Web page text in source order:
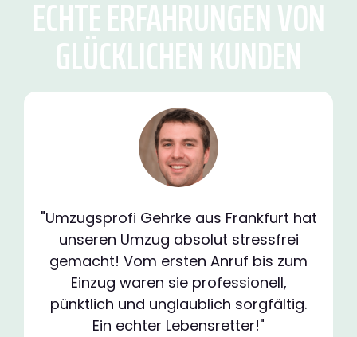
ECHTE ERFAHRUNGEN VON
GLÜCKLICHEN KUNDEN
"Umzugsprofi Gehrke aus Frankfurt hat
unseren Umzug absolut stressfrei
gemacht! Vom ersten Anruf bis zum
Einzug waren sie professionell,
pünktlich und unglaublich sorgfältig.
Ein echter Lebensretter!"